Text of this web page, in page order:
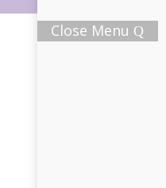
Close Menu